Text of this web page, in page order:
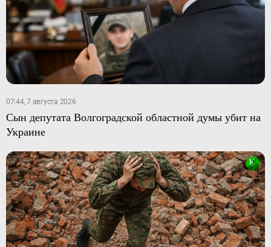
07:44, 7 августа 2026
Сын депутата Волгоградской областной думы убит на
Украине